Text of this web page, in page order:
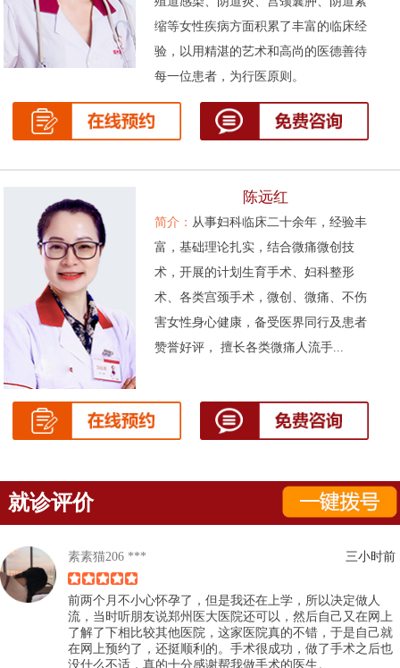
缩等女性疾病方面积累了丰富的临床经
验，以用精湛的艺术和高尚的医德善待
每一位患者，为行医原则。
陈远红
简介： 从事妇科临床二十余年，经验丰
富，基础理论扎实，结合微痛微创技
术，开展的计划生育手术、妇科整形
术、各类宫颈手术，微创、微痛、不伤
害女性身心健康，备受医界同行及患者
赞誉好评， 擅长各类微痛人流手...
就诊评价
素素猫206 *** 三小时前
前两个月不小心怀孕了，但是我还在上学，所以决定做人
流，当时听朋友说郑州医大医院还可以，然后自己又在网上
了解了下相比较其他医院，这家医院真的不错，于是自己就
在网上预约了，还挺顺利的。手术很成功，做了手术之后也
没什么不适，真的十分感谢帮我做手术的医生。